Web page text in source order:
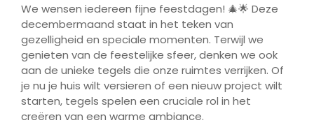
We wensen iedereen fijne feestdagen! 🎄🌟 Deze
decembermaand staat in het teken van
gezelligheid en speciale momenten. Terwijl we
genieten van de feestelijke sfeer, denken we ook
aan de unieke tegels die onze ruimtes verrijken. Of
je nu je huis wilt versieren of een nieuw project wilt
starten, tegels spelen een cruciale rol in het
creëren van een warme ambiance.